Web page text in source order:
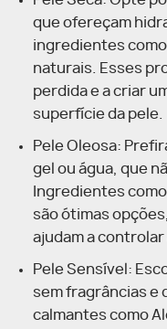
que ofereçam
ingredientes
naturais. Esses
perdida e a criar
superfície da pele.
Pele Oleosa:
gel ou água, que
Ingredientes
são ótimas
ajudam a controlar
Pele Sensível:
sem fragrâncias e
calmantes como